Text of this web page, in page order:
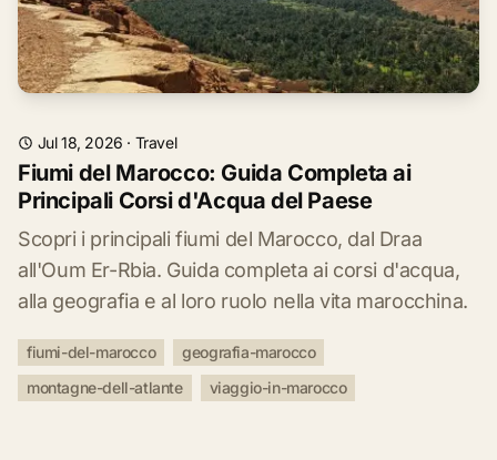
Jul 18, 2026 · Travel
Fiumi del Marocco: Guida Completa ai
Principali Corsi d'Acqua del Paese
Scopri i principali fiumi del Marocco, dal Draa
all'Oum Er-Rbia. Guida completa ai corsi d'acqua,
alla geografia e al loro ruolo nella vita marocchina.
fiumi-del-marocco
geografia-marocco
montagne-dell-atlante
viaggio-in-marocco